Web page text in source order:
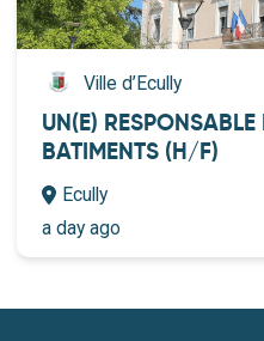
Ville d’Ecully
UN(E)
BATIMENTS (H/F)
Ecully
a day ago